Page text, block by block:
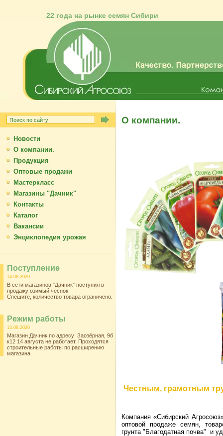
22 года на рынке семян Сибири
Новости
О компании.
Продукция
Оптовые продажи
Мастеркласс
Магазины "Дачник"
Контакты
Каталог
Вакансии
Энциклопедия урожая
Поступление
14.08.2020
В сети магазинов "Дачник" поступил в
продажу озимый чеснок.
Спешите, количество товара ограничено.
Режим работы
13.08.2020
Магазин Дачник по адресу: Заозёрная, 9б
к12 14 августа не работает. Проходятся
строительные работы по расширению
магазина.
О компании.
Честным, грамотным
Компания «Сибирский
оптовой продаже семян,
грунта "Благодатная почва" и